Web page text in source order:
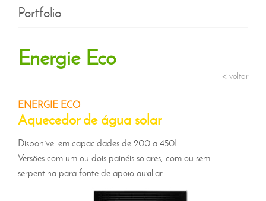
Portfolio
Energie Eco
< voltar
ENERGIE ECO
Aquecedor de água solar
Disponível em capacidades de 200 a 450L
Versões com um ou dois painéis solares, com ou sem
serpentina para fonte de apoio auxiliar